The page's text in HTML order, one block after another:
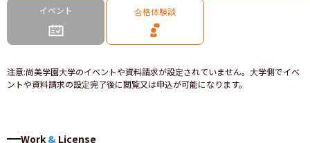
イベント 合格体験談
注意:尚美学園大学のイベントや資料請求が設定されていません。大学側でイベ
ントや資料請求の設定完了後に閲覧又は申込が可能になります。
Work & License